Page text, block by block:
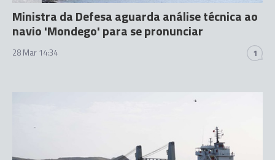
Ministra da Defesa aguarda análise técnica ao
navio 'Mondego' para se pronunciar
28 Mar 14:34 1